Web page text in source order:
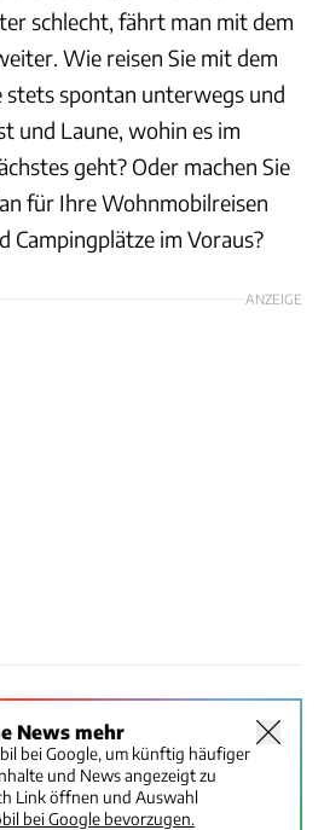
schlecht, fährt man mit dem
Wie reisen Sie mit dem
stets spontan unterwegs und
und Laune, wohin es im
geht? Oder machen Sie
für Ihre Wohnmobilreisen
Campingplätze im Voraus?
ANZEIGE
News mehr
bei Google, um künftig häufiger
und News angezeigt zu
Link öffnen und Auswahl
bei Google bevorzugen.